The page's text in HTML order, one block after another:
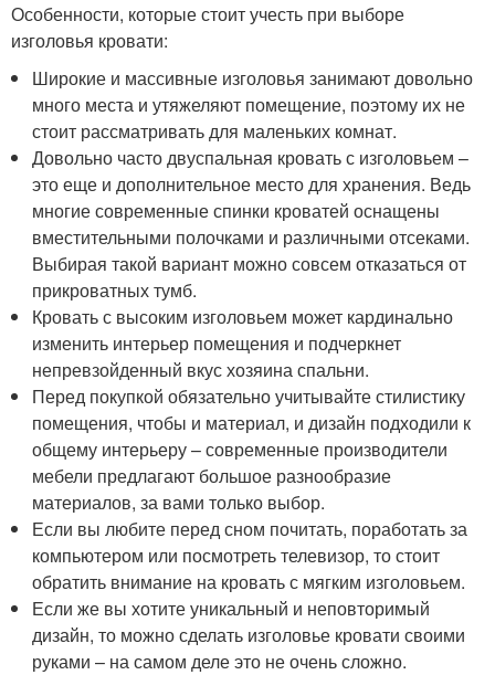
Особенности, которые стоит учесть при выборе
изголовья кровати:
Широкие и массивные изголовья занимают довольно
много места и утяжеляют помещение, поэтому их не
стоит рассматривать для маленьких комнат.
Довольно часто двуспальная кровать с изголовьем –
это еще и дополнительное место для хранения. Ведь
многие современные спинки кроватей оснащены
вместительными полочками и различными отсеками.
Выбирая такой вариант можно совсем отказаться от
прикроватных тумб.
Кровать с высоким изголовьем может кардинально
изменить интерьер помещения и подчеркнет
непревзойденный вкус хозяина спальни.
Перед покупкой обязательно учитывайте стилистику
помещения, чтобы и материал, и дизайн подходили к
общему интерьеру – современные производители
мебели предлагают большое разнообразие
материалов, за вами только выбор.
Если вы любите перед сном почитать, поработать за
компьютером или посмотреть телевизор, то стоит
обратить внимание на кровать с мягким изголовьем.
Если же вы хотите уникальный и неповторимый
дизайн, то можно сделать изголовье кровати своими
руками – на самом деле это не очень сложно.